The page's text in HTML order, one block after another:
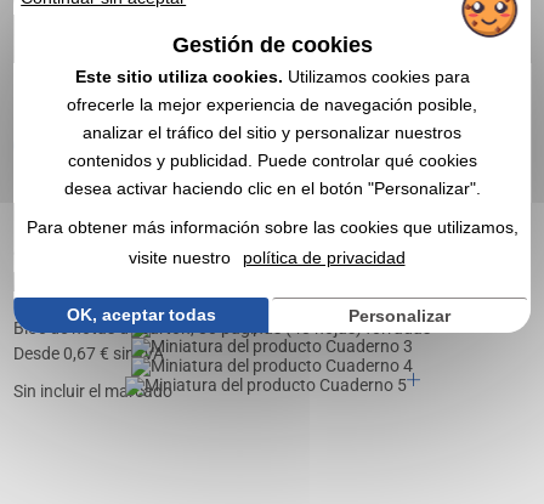
OBTENER UN PRESUPUESTO
4,3 Réf. 01408V0085811
Bloc de notas de cartón, 80 páginas (40 hojas) forradas
Desde0,67€ sin IVA
Sin incluir el marcado
Gestión de cookies
Este sitio utiliza cookies. Utilizamos cookies para
ofrecerle la mejor experiencia de navegación posible,
analizar el tráfico del sitio y personalizar nuestros
contenidos y publicidad. Puede controlar qué cookies
desea activar haciendo clic en el botón "Personalizar".
Para obtener más información sobre las cookies que utilizamos,
visite nuestro
política de privacidad
OK, aceptar todas Personalizar